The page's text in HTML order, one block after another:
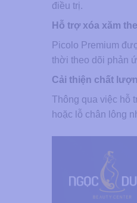
điều trị.
Hỗ trợ xóa xăm
Picolo Premium
thời theo dõi phản
Cải thiện chất
Thông qua việc hỗ
hoặc lỗ chân lông